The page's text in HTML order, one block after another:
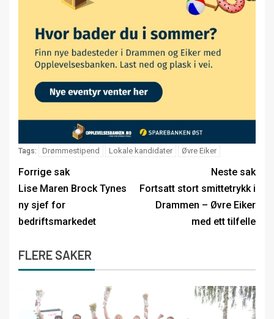
Tags: Drømmestipend Lokale kandidater Øvre Eiker
Forrige sak
Lise Maren Brock Tynes
ny sjef for
bedriftsmarkedet
Neste sak
Fortsatt stort smittetrykk i
Drammen – Øvre Eiker
med ett tilfelle
FLERE SAKER